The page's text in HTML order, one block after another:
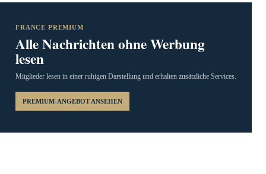
FRANCE PREMIUM
Alle Nachrichten ohne Werbung
lesen
Mitglieder lesen in einer ruhigen Darstellung und erhalten zusätzliche Services.
PREMIUM-ANGEBOT ANSEHEN